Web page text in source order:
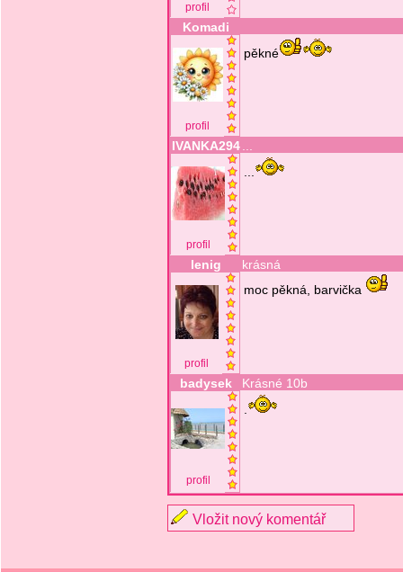
profil
Komadi
profil
pěkné
IVANKA294
profil
lenig krásná
profil
moc pěkná, barvička
badysek Krásné 10b
profil
Vložit nový komentář